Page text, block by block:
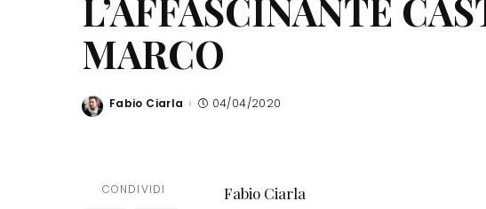
L’AFFASCINANTE
MARCO
Posted
Fabio Ciarla 04/04/2020
CONDIVIDI Fabio Ciarla